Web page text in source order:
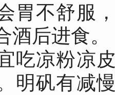
胃不舒服
酒后进食。
凉粉凉皮
明矾有减